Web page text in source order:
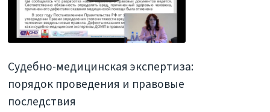
Судебно-медицинская экспертиза:
порядок проведения и правовые
последствия